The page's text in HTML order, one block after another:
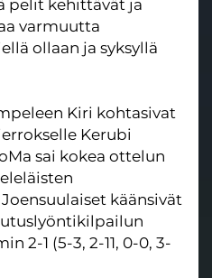
pelit kehittävät ja
varmuutta
ollaan ja syksyllä
Kiri kohtasivat
Kerubi
sai kokea ottelun
käänsivät
2-1 (5-3, 2-11, 0-0, 3-